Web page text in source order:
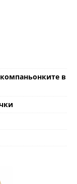
в